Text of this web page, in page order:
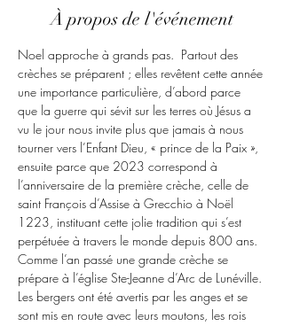
À propos de l'événement
Noel approche à grands pas.  Partout des
crèches se préparent ; elles revêtent cette année
une importance particulière, d’abord parce
que la guerre qui sévit sur les terres où Jésus a
vu le jour nous invite plus que jamais à nous
tourner vers l’Enfant Dieu, « prince de la Paix »,
ensuite parce que 2023 correspond à
l’anniversaire de la première crèche, celle de
saint François d’Assise à Grecchio à Noël
1223, instituant cette jolie tradition qui s’est
perpétuée à travers le monde depuis 800 ans.
Comme l’an passé une grande crèche se
prépare à l’église Ste-Jeanne d’Arc de Lunéville.
Les bergers ont été avertis par les anges et se
sont mis en route avec leurs moutons, les rois